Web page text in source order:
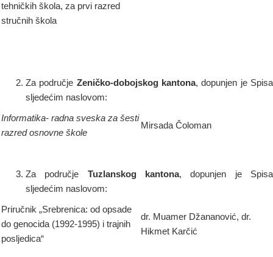
tehničkih škola, za prvi razred
stručnih škola
Za područje Zeničko-dobojskog kantona, dopunjen je
sljedećim naslovom:
Informatika- radna sveska za šesti
razred osnovne škole
Mirsada Čoloman
Za područje Tuzlanskog kantona, dopunjen je
sljedećim naslovom:
Priručnik „Srebrenica: od opsade
do genocida (1992-1995) i trajnih
posljedica“
dr. Muamer Džananović, dr.
Hikmet Karčić